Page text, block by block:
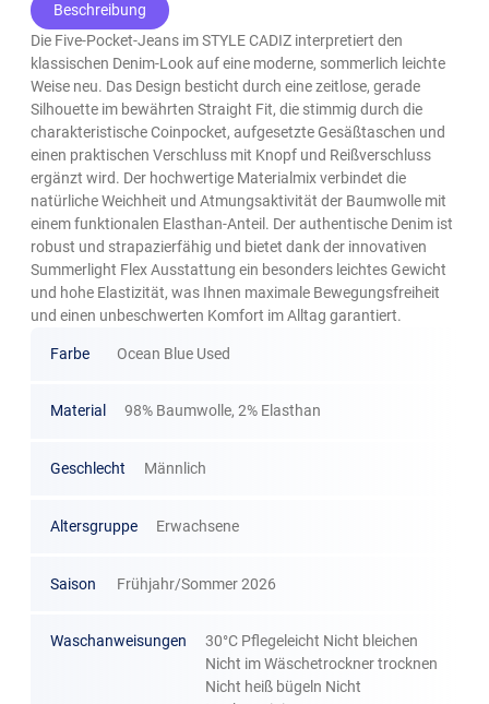
Beschreibung
Die Five-Pocket-Jeans im STYLE CADIZ interpretiert den
klassischen Denim-Look auf eine moderne, sommerlich leichte
Weise neu. Das Design besticht durch eine zeitlose, gerade
Silhouette im bewährten Straight Fit, die stimmig durch die
charakteristische Coinpocket, aufgesetzte Gesäßtaschen und
einen praktischen Verschluss mit Knopf und Reißverschluss
ergänzt wird. Der hochwertige Materialmix verbindet die
natürliche Weichheit und Atmungsaktivität der Baumwolle mit
einem funktionalen Elasthan-Anteil. Der authentische Denim ist
robust und strapazierfähig und bietet dank der innovativen
Summerlight Flex Ausstattung ein besonders leichtes Gewicht
und hohe Elastizität, was Ihnen maximale Bewegungsfreiheit
und einen unbeschwerten Komfort im Alltag garantiert.
Farbe Ocean Blue Used
Material 98% Baumwolle, 2% Elasthan
Geschlecht Männlich
Altersgruppe Erwachsene
Saison Frühjahr/Sommer 2026
Waschanweisungen
30°C Pflegeleicht Nicht bleichen
Nicht im Wäschetrockner trocknen
Nicht heiß bügeln Nicht